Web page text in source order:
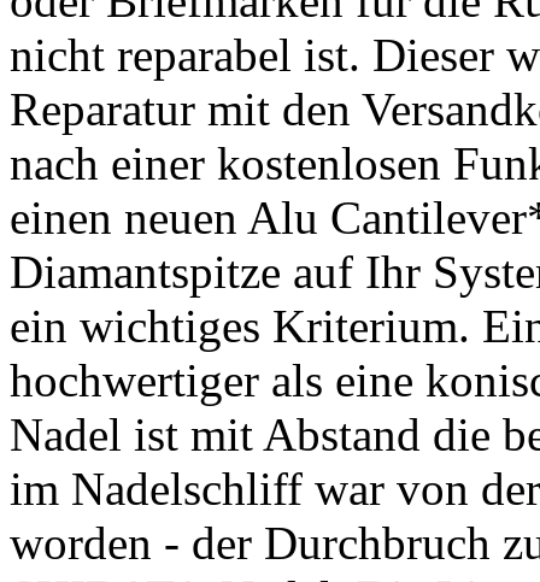
nicht reparabel ist. Dieser
Reparatur mit den
nach einer kostenlosen
einen neuen Alu
Diamantspitze auf Ihr
ein wichtiges Kriterium.
hochwertiger als eine
Nadel ist mit Abstand die
im Nadelschliff war von
worden - der Durchbruch